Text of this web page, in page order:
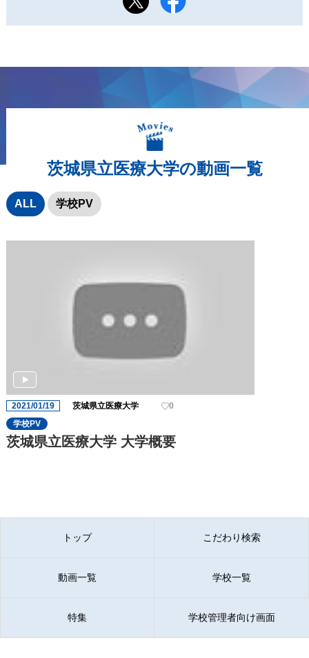
茨城県立医療大学の動画一覧
ALL 学校PV
2021/01/19 茨城県立医療大学
0
学校PV
茨城県立医療大学 大学概要
トップ こだわり検索
動画一覧 学校一覧
特集 学校管理者向け画面